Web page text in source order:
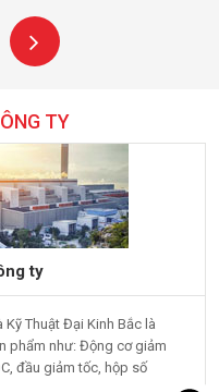
TY
ty
Kỹ Thuật Đại Kinh Bắc là
phẩm như: Động cơ giảm
đầu giảm tốc, hộp số